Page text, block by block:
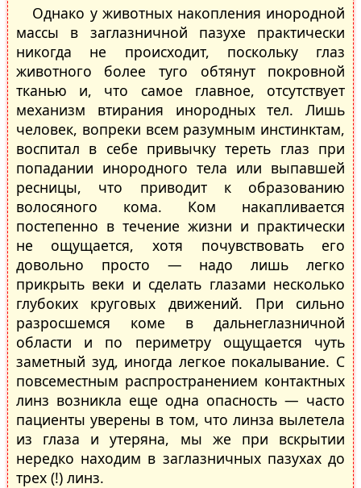
Однако у животных накопления инородной
массы в заглазничной пазухе практически
никогда не происходит, поскольку глаз
животного более туго обтянут покровной
тканью и, что самое главное, отсутствует
механизм втирания инородных тел. Лишь
человек, вопреки всем разумным инстинктам,
воспитал в себе привычку тереть глаз при
попадании инородного тела или выпавшей
ресницы, что приводит к образованию
волосяного кома. Ком накапливается
постепенно в течение жизни и практически
не ощущается, хотя почувствовать его
довольно просто — надо лишь легко
прикрыть веки и сделать глазами несколько
глубоких круговых движений. При сильно
разросшемся коме в дальнеглазничной
области и по периметру ощущается чуть
заметный зуд, иногда легкое покалывание. С
повсеместным распространением контактных
линз возникла еще одна опасность — часто
пациенты уверены в том, что линза вылетела
из глаза и утеряна, мы же при вскрытии
нередко находим в заглазничных пазухах до
трех (!) линз.